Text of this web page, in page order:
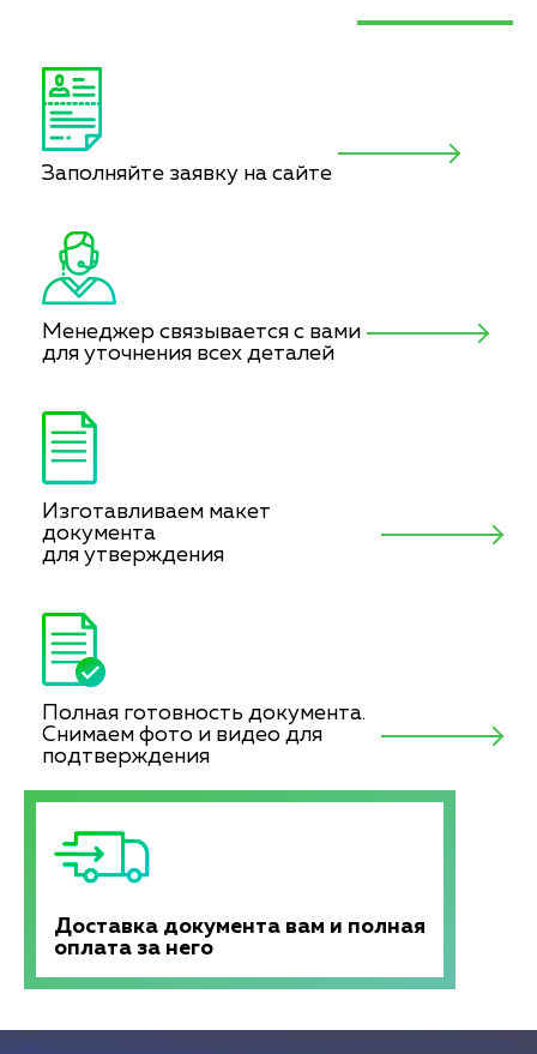
Заполняйте заявку на сайте
Менеджер связывается с вами
для уточнения всех деталей
Изготавливаем макет
документа
для утверждения
Полная готовность документа.
Снимаем фото и видео для
подтверждения
Доставка документа вам и полная
оплата за него